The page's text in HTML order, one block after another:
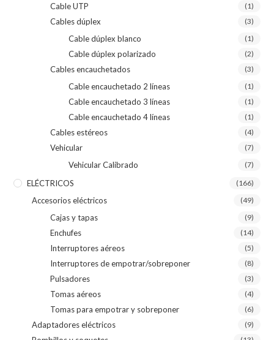
Cable UTP (1)
Cables dúplex (3)
Cable dúplex blanco (1)
Cable dúplex polarizado (2)
Cables encauchetados (3)
Cable encauchetado 2 líneas (1)
Cable encauchetado 3 líneas (1)
Cable encauchetado 4 líneas (1)
Cables estéreos (4)
Vehicular (7)
Vehicular Calibrado (7)
ELÉCTRICOS (166)
Accesorios eléctricos (49)
Cajas y tapas (9)
Enchufes (14)
Interruptores aéreos (5)
Interruptores de empotrar/sobreponer (8)
Pulsadores (3)
Tomas aéreos (4)
Tomas para empotrar y sobreponer (6)
Adaptadores eléctricos (9)